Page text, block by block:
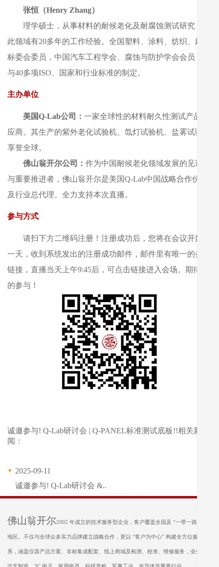
张恒（Henry Zhang）
理学硕士，从事材料的耐候老化及耐腐蚀测试研究，在
此领域有20多年的工作经验。全国塑料、涂料、纺织、建材
标委会委员，中国汽车工程学会、腐蚀与防护学会会员，参
与40多项ISO、国家和行业标准的制定。
主办单位
美国Q-Lab公司： 一家全球性的材料耐久性测试产品供
应商。其生产的紫外老化试验机、氙灯试验机、盐雾试验机
享誉全球。
佛山翁开尔公司： 作为中国耐候老化领域发展的见证者
与重要推进者，佛山翁开尔是美国Q-Lab中国战略合作伙伴
及行业总代理。全力支持本次直播。
参与方式
请扫下方二维码注册！注册成功后，您将在会议开始前
一天，收到系统发出的注册成功邮件，邮件里有唯一的参会
链接，直播当天上午9:45后，可点击链接进入会场。期待您
的参与！
诚邀参与! Q-Lab研讨会 | Q-PANEL标准测试底板!!相关新
闻：
2025-09-11
诚邀参与! Q-Lab研讨会 &..
佛山翁开尔2002 年成立的技术服务型企业，客户覆盖全国及 “一带一路” 沿线
地区。不仅与全球众多实力品牌建立战略合作，更以 “客户为中心” 构建全方位服务体
系，涵盖仪器产品方案、非标集成配套、线上商城及检测、校准、维修服务，业务遍及